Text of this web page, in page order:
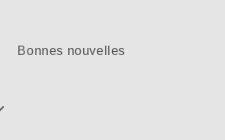
Bonnes nouvelles